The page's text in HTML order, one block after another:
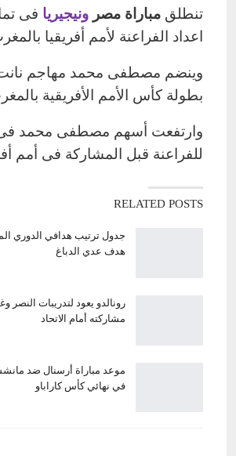
تنطلق مباراة مصر ونيجيريا فى
اعداد الفراعنة لأمم أفريقيا
وينضم مصطفى محمد مهاجم
بطولة كأس الأمم الأفريقية بالمغرب
وارتفعت أسهم مصطفى محمد فى
للفراعنة قبل المشاركة فى أمم
RELATED POSTS
جدول ترتيب هدافي الدوري
هدف عدي الدباغ
رونالدو يعود لتدريبات
مشاركته أمام الاتحاد
موعد مباراة أرسنال ضد
في نهائي كأس كاراباو